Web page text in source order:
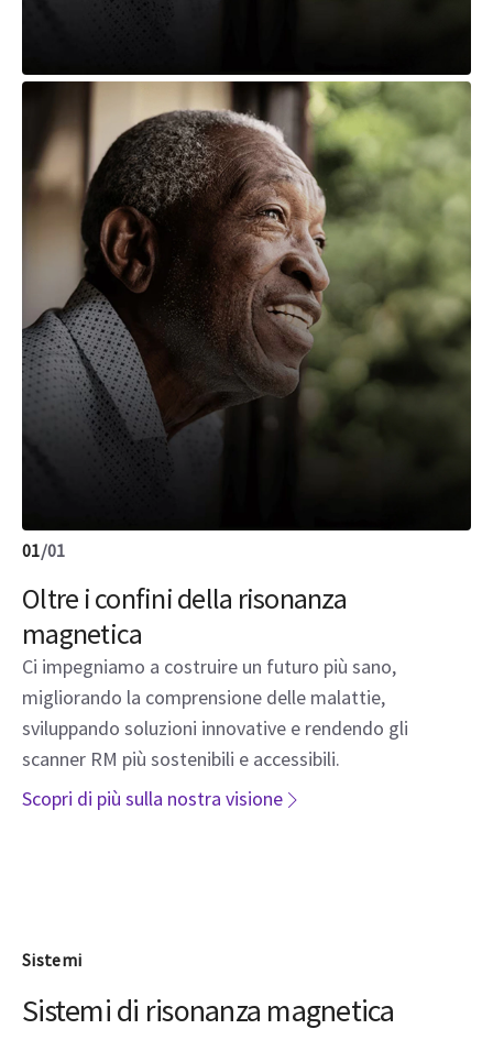
01/01
Oltre i confini della risonanza
magnetica
Ci impegniamo a costruire un futuro più sano,
migliorando la comprensione delle malattie,
sviluppando soluzioni innovative e rendendo gli
scanner RM più sostenibili e accessibili.
Scopri di più sulla nostra visione
Sistemi
Sistemi di risonanza magnetica